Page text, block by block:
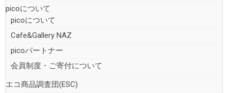
picoについて
picoについて
Cafe&Gallery NAZ
picoパートナー
会員制度・ご寄付について
エコ商品調査団(ESC)